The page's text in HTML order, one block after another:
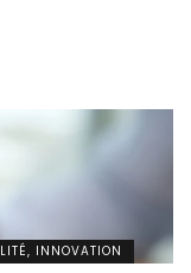
INNOVATION